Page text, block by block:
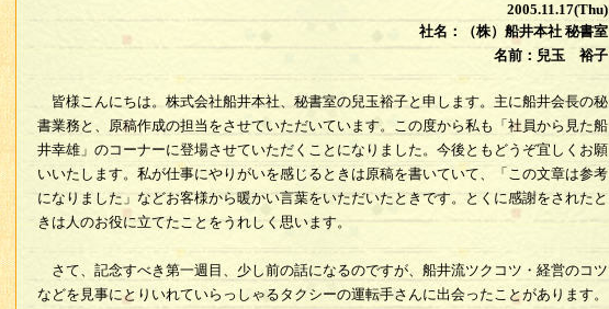
2005.11.17(Thu)
社名：（株）船井本社 秘書室
名前：兒玉 裕子
皆様こんにちは。株式会社船井本社、秘書室の兒玉裕子と申します。主に船井会長の秘
書業務と、原稿作成の担当をさせていただいています。この度から私も「社員から見た船
井幸雄」のコーナーに登場させていただくことになりました。今後ともどうぞ宜しくお願
いいたします。私が仕事にやりがいを感じるときは原稿を書いていて、「この文章は参考
になりました」などお客様から暖かい言葉をいただいたときです。とくに感謝をされたと
きは人のお役に立てたことをうれしく思います。
さて、記念すべき第一週目、少し前の話になるのですが、船井流ツクコツ・経営のコツ
などを見事にとりいれていらっしゃるタクシーの運転手さんに出会ったことがあります。